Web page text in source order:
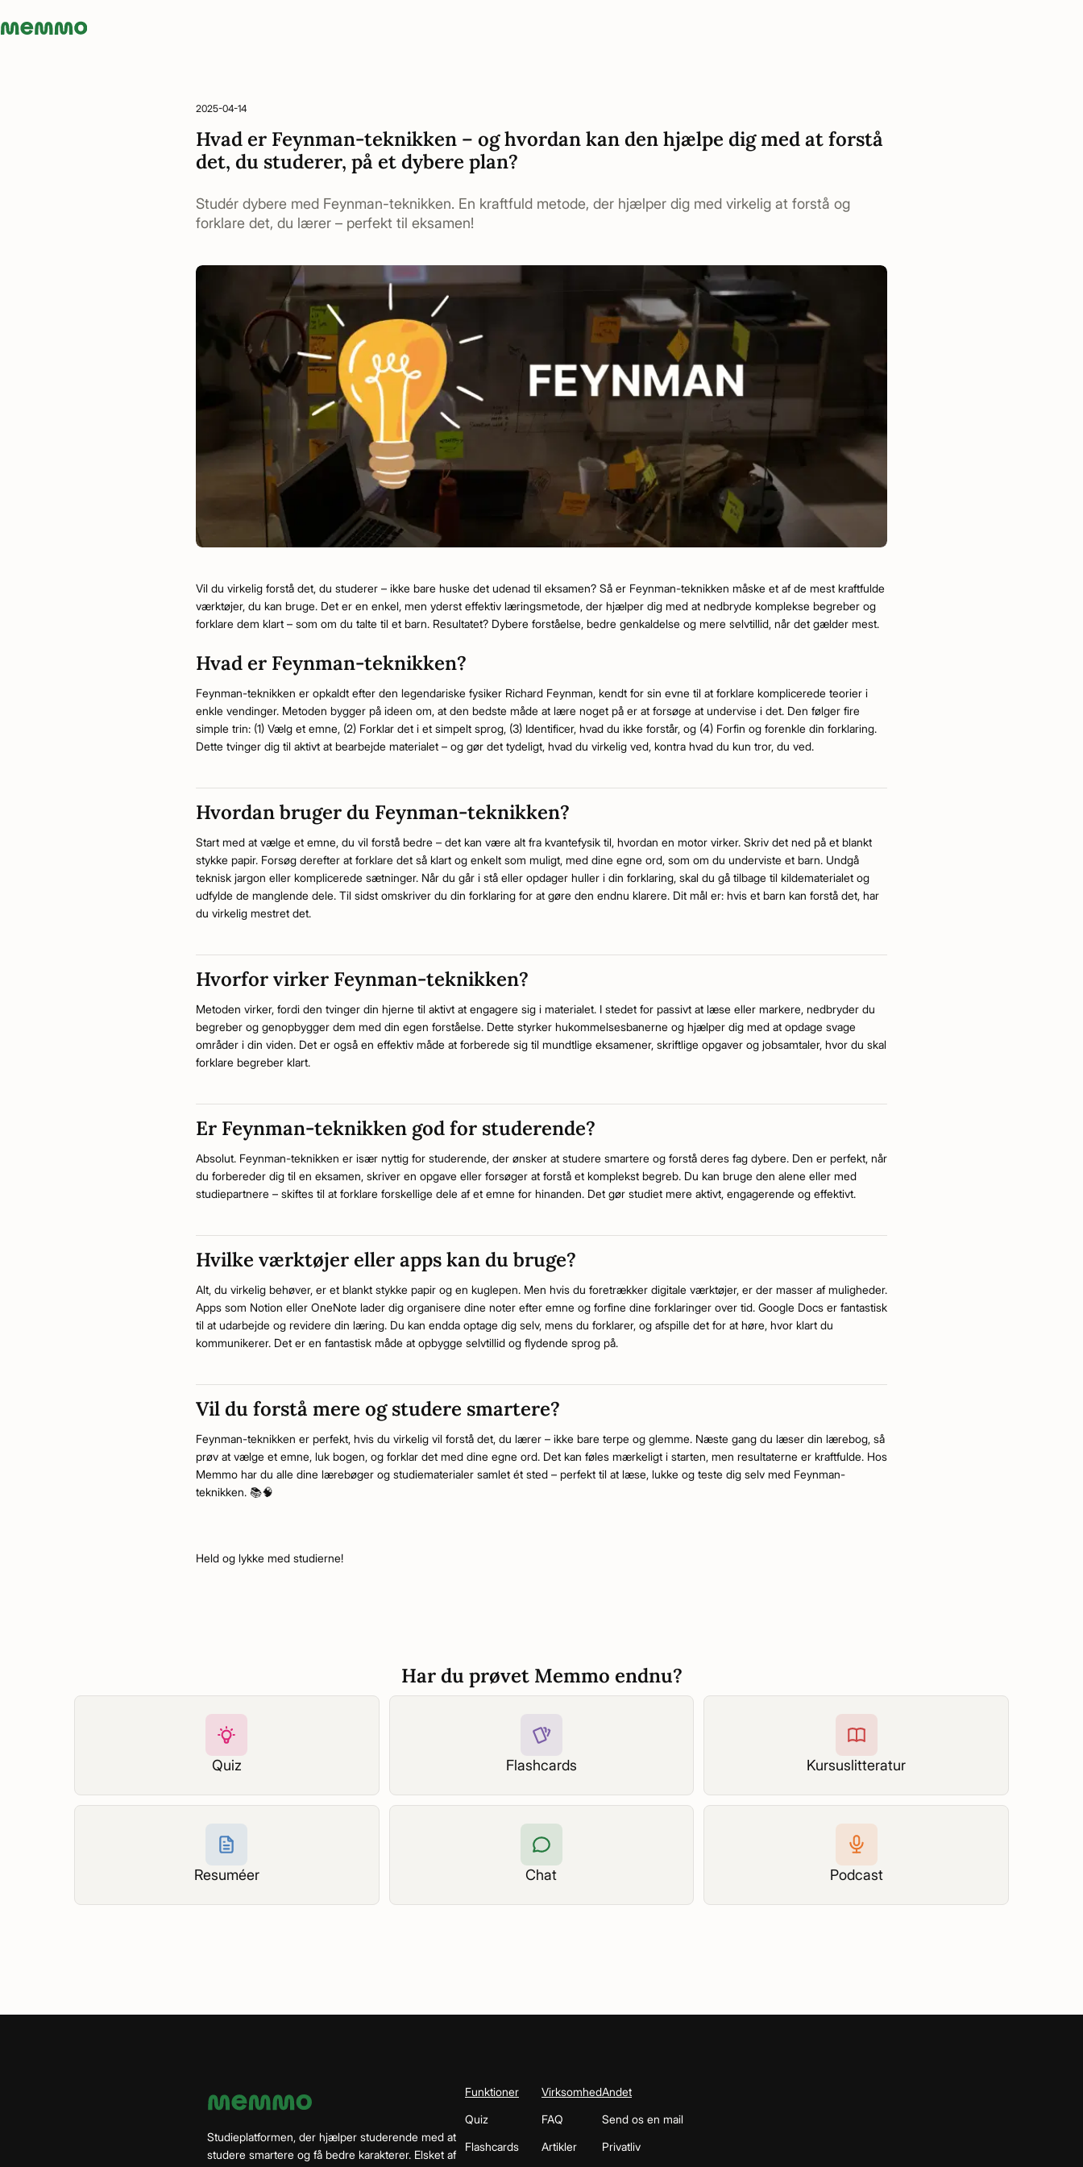
Memmo - AI-verktyg och digital kurslitteratur
2025-04-14
Hvad er Feynman-teknikken – og hvordan kan den hjælpe dig med at forstå
det, du studerer, på et dybere plan?
Studér dybere med Feynman-teknikken. En kraftfuld metode, der hjælper dig med virkelig at forstå og
forklare det, du lærer – perfekt til eksamen!
Vil du virkelig forstå det, du studerer – ikke bare huske det udenad til eksamen? Så er Feynman-teknikken måske et af de mest kraftfulde
værktøjer, du kan bruge. Det er en enkel, men yderst effektiv læringsmetode, der hjælper dig med at nedbryde komplekse begreber og
forklare dem klart – som om du talte til et barn. Resultatet? Dybere forståelse, bedre genkaldelse og mere selvtillid, når det gælder mest.
Hvad er Feynman-teknikken?
Feynman-teknikken er opkaldt efter den legendariske fysiker Richard Feynman, kendt for sin evne til at forklare komplicerede teorier i
enkle vendinger. Metoden bygger på ideen om, at den bedste måde at lære noget på er at forsøge at undervise i det. Den følger fire
simple trin: (1) Vælg et emne, (2) Forklar det i et simpelt sprog, (3) Identificer, hvad du ikke forstår, og (4) Forfin og forenkle din forklaring.
Dette tvinger dig til aktivt at bearbejde materialet – og gør det tydeligt, hvad du virkelig ved, kontra hvad du kun tror, du ved.
Hvordan bruger du Feynman-teknikken?
Start med at vælge et emne, du vil forstå bedre – det kan være alt fra kvantefysik til, hvordan en motor virker. Skriv det ned på et blankt
stykke papir. Forsøg derefter at forklare det så klart og enkelt som muligt, med dine egne ord, som om du underviste et barn. Undgå
teknisk jargon eller komplicerede sætninger. Når du går i stå eller opdager huller i din forklaring, skal du gå tilbage til kildematerialet og
udfylde de manglende dele. Til sidst omskriver du din forklaring for at gøre den endnu klarere. Dit mål er: hvis et barn kan forstå det, har
du virkelig mestret det.
Hvorfor virker Feynman-teknikken?
Metoden virker, fordi den tvinger din hjerne til aktivt at engagere sig i materialet. I stedet for passivt at læse eller markere, nedbryder du
begreber og genopbygger dem med din egen forståelse. Dette styrker hukommelsesbanerne og hjælper dig med at opdage svage
områder i din viden. Det er også en effektiv måde at forberede sig til mundtlige eksamener, skriftlige opgaver og jobsamtaler, hvor du skal
forklare begreber klart.
Er Feynman-teknikken god for studerende?
Absolut. Feynman-teknikken er især nyttig for studerende, der ønsker at studere smartere og forstå deres fag dybere. Den er perfekt, når
du forbereder dig til en eksamen, skriver en opgave eller forsøger at forstå et komplekst begreb. Du kan bruge den alene eller med
studiepartnere – skiftes til at forklare forskellige dele af et emne for hinanden. Det gør studiet mere aktivt, engagerende og effektivt.
Hvilke værktøjer eller apps kan du bruge?
Alt, du virkelig behøver, er et blankt stykke papir og en kuglepen. Men hvis du foretrækker digitale værktøjer, er der masser af muligheder.
Apps som Notion eller OneNote lader dig organisere dine noter efter emne og forfine dine forklaringer over tid. Google Docs er fantastisk
til at udarbejde og revidere din læring. Du kan endda optage dig selv, mens du forklarer, og afspille det for at høre, hvor klart du
kommunikerer. Det er en fantastisk måde at opbygge selvtillid og flydende sprog på.
Vil du forstå mere og studere smartere?
Feynman-teknikken er perfekt, hvis du virkelig vil forstå det, du lærer – ikke bare terpe og glemme. Næste gang du læser din lærebog, så
prøv at vælge et emne, luk bogen, og forklar det med dine egne ord. Det kan føles mærkeligt i starten, men resultaterne er kraftfulde. Hos
Memmo har du alle dine lærebøger og studiematerialer samlet ét sted – perfekt til at læse, lukke og teste dig selv med Feynman-
teknikken. 📚🧠
Held og lykke med studierne!
Har du prøvet Memmo endnu?
Quiz Flashcards Kursuslitteratur
Resuméer Chat Podcast
Studieplatformen, der hjælper studerende med at
studere smartere og få bedre karakterer. Elsket af
Funktioner
Quiz
Flashcards
Virksomhed
FAQ
Artikler
Andet
Send os en mail
Privatliv